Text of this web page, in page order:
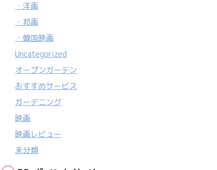
・洋画
・邦画
・韓国映画
Uncategorized
オープンガーデン
おすすめサービス
ガーデニング
映画
映画レビュー
未分類